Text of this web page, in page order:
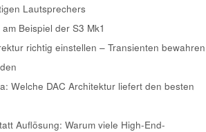
Lautsprechers
Beispiel der S3 Mk1
richtig einstellen – Transienten bewahren
Welche DAC Architektur liefert den besten
Auflösung: Warum viele High-End-